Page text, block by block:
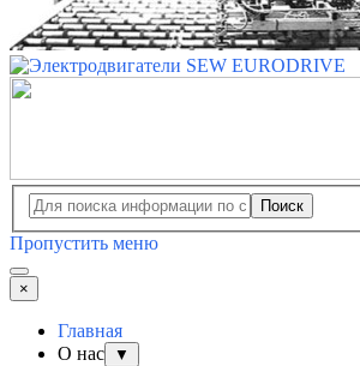
Поиск
Пропустить меню
×
Главная
О нас
▼